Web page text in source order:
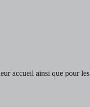
accueil ainsi que pour les